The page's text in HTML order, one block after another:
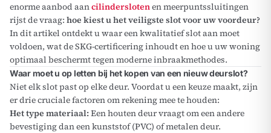
enorme aanbod aancilinderslotenen meerpuntssluitingen
rijst de vraag: hoe kiest u het veiligste slot voor uw voordeur?
In dit artikel ontdekt u waar een kwalitatief slot aan moet
voldoen, wat de SKG-certificering inhoudt en hoe u uw woning
optimaal beschermt tegen moderne inbraakmethodes.
Waar moet u op letten bij het kopen van een nieuw deurslot?
Niet elk slot past op elke deur. Voordat u een keuze maakt, zijn
er drie cruciale factoren om rekening mee te houden:
Het type materiaal:Een houten deur vraagt om een andere
bevestiging dan een kunststof (PVC) of metalen deur.